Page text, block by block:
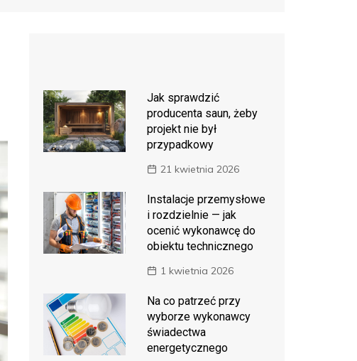
Jak sprawdzić
producenta saun, żeby
projekt nie był
przypadkowy
21 kwietnia 2026
Instalacje przemysłowe
i rozdzielnie — jak
ocenić wykonawcę do
obiektu technicznego
1 kwietnia 2026
Na co patrzeć przy
wyborze wykonawcy
świadectwa
energetycznego